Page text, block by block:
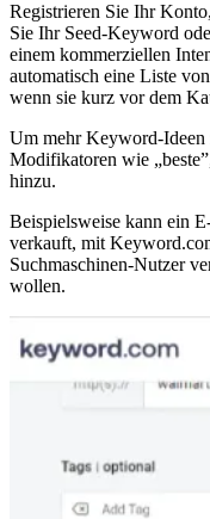
Registrieren Sie Ihr
Sie Ihr Seed-Keyword
einem kommerziellen
automatisch eine Liste
wenn sie kurz vor dem
Um mehr Keyword-Ideen
Modifikatoren wie
hinzu.
Beispielsweise kann ein
verkauft, mit
Suchmaschinen-Nutzer
wollen.